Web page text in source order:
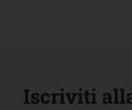
Iscriviti